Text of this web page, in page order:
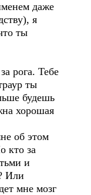
даже
я
ты
рога. Тебе
ты
будешь
хорошая
об этом
кто за
и
Или
мне мозг